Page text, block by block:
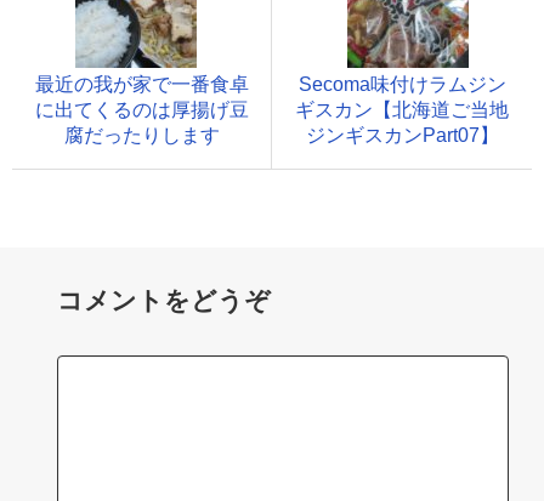
最近の我が家で一番食卓
に出てくるのは厚揚げ豆
腐だったりします
Secoma味付けラムジン
ギスカン【北海道ご当地
ジンギスカンPart07】
コメントをどうぞ